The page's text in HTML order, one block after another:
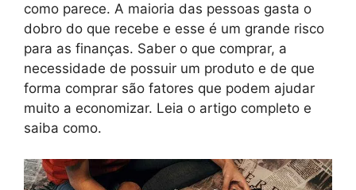
como parece. A maioria das pessoas gasta o
dobro do que recebe e esse é um grande risco
para as finanças. Saber o que comprar, a
necessidade de possuir um produto e de que
forma comprar são fatores que podem ajudar
muito a economizar. Leia o artigo completo e
saiba como.